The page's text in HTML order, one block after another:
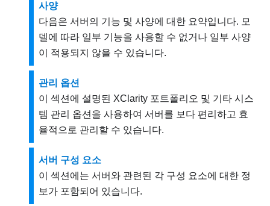
사양
다음은 서버의 기능 및 사양에 대한 요약입니다. 모
델에 따라 일부 기능을 사용할 수 없거나 일부 사양
이 적용되지 않을 수 있습니다.
관리 옵션
이 섹션에 설명된 XClarity 포트폴리오 및 기타 시스
템 관리 옵션을 사용하여 서버를 보다 편리하고 효
율적으로 관리할 수 있습니다.
서버 구성 요소
이 섹션에는 서버와 관련된 각 구성 요소에 대한 정
보가 포함되어 있습니다.